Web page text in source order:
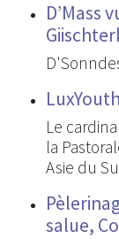
D’Mass
Le
la
Asie du
salue,